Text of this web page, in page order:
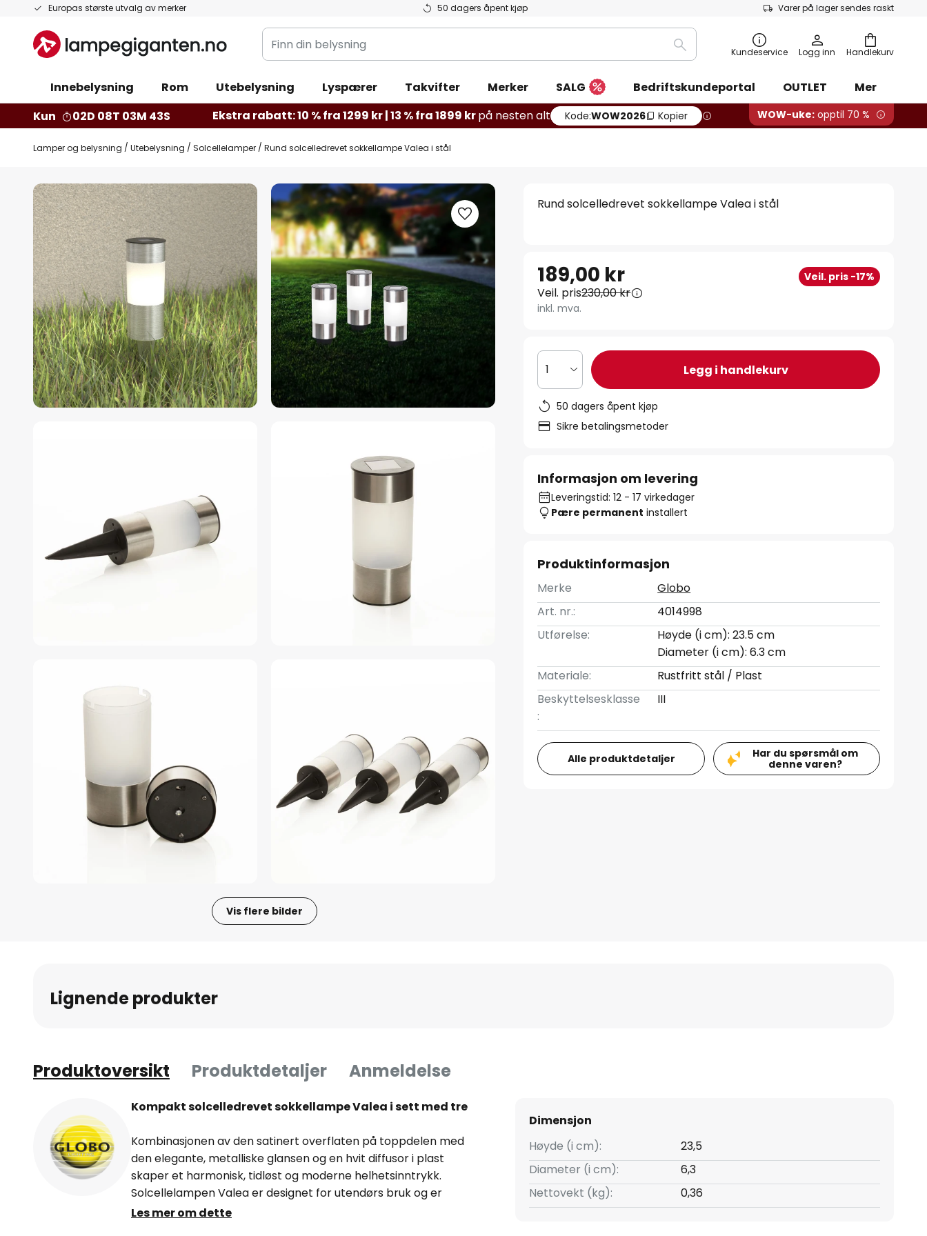
Europas største utvalg av merker 50 dagers åpent kjøp Varer på lager sendes raskt
Hopp
innhold
Handlekurv
Finn
din
Søk Kundeservice Logg inn
Innebelysning Rom Utebelysning Lyspærer Takvifter Merker SALG Bedriftskundeportal OUTLET
Mer
Kun
02D 08T 03M 42S Ekstra rabatt: 10 % fra 1299 kr | 13 % fra 1899 krpå nesten alt Kode:WOW2026 Kopier WOW-uke: opptil 70 %
Lamper og belysning Utebelysning Solcellelamper Rund solcelledrevet sokkellampe Valea i stål
Gå
til
slutten
av
bildegalleri
Vis flere bilder
bildegalleri
Rund solcelledrevet sokkellampe Valea i stål
189,00 kr Veil. pris -17%
Veil. pris230,00 kr
inkl. mva.
1 Legg i handlekurv
50 dagers åpent kjøp
Sikre betalingsmetoder
Informasjon om levering
Leveringstid: 12 - 17 virkedager
Pære permanent installert
Produktinformasjon
Merke
Globo
Art. nr.:
4014998
Utførelse:
Høyde (i cm): 23.5 cm
Diameter (i cm): 6.3 cm
Materiale:
Rustfritt stål / Plast
Beskyttelsesklasse
:
III
Alle produktdetaljer
Har du spørsmål om
denne varen?
Lignende produkter
Produktoversikt Produktdetaljer Anmeldelse
Kompakt solcelledrevet sokkellampe Valea i sett med tre
Kombinasjonen av den satinert overflaten på toppdelen med
den elegante, metalliske glansen og en hvit diffusor i plast
skaper et harmonisk, tidløst og moderne helhetsinntrykk.
Solcellelampen Valea er designet for utendørs bruk og er
værbestandig. Solcellepanelet lader batteriet om dagen, og full
Les mer om dette
Dimensjon
Høyde (i cm):
23,5
Diameter (i cm):
6,3
Nettovekt (kg):
0,36